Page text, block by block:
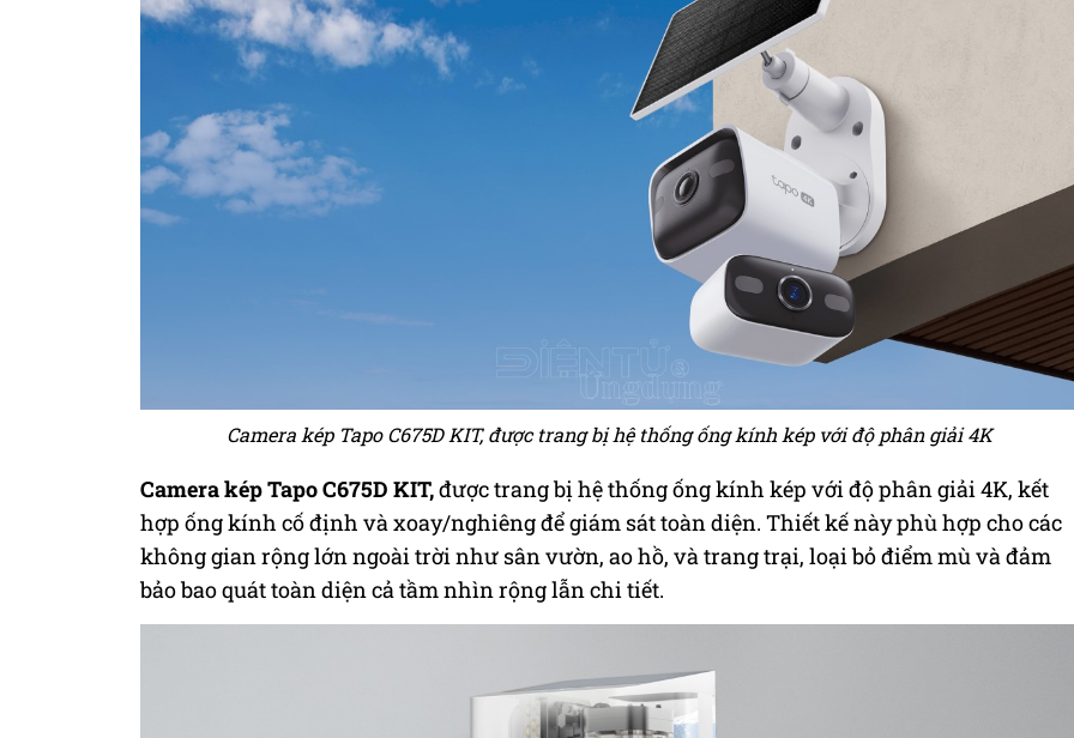
Camera kép Tapo C675D KIT, được trang bị hệ thống ống kính kép với độ phân giải 4K
Camera kép Tapo C675D KIT,được trang bị hệ thống ống kính kép với độ phân giải 4K, kết
hợp ống kính cố định và xoay/nghiêng để giám sát toàn diện. Thiết kế này phù hợp cho các
không gian rộng lớn ngoài trời như sân vườn, ao hồ, và trang trại, loại bỏ điểm mù và đảm
bảo bao quát toàn diện cả tầm nhìn rộng lẫn chi tiết.